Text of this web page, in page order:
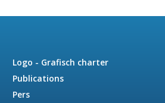
Logo - Grafisch charter
Publications
Pers